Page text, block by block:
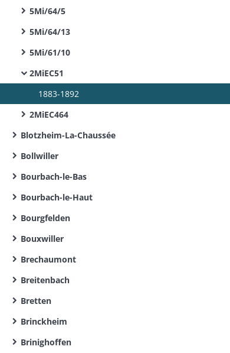
5Mi/64/5
5Mi/64/13
5Mi/61/10
2MiEC51
1883-1892
2MiEC464
Blotzheim-La-Chaussée
Bollwiller
Bourbach-le-Bas
Bourbach-le-Haut
Bourgfelden
Bouxwiller
Brechaumont
Breitenbach
Bretten
Brinckheim
Brinighoffen